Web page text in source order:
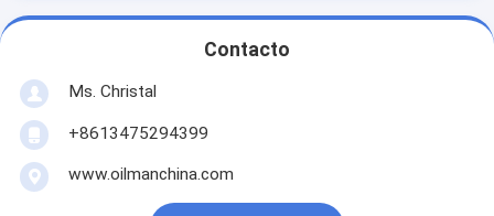
Contacto
Ms. Christal
+8613475294399
www.oilmanchina.com